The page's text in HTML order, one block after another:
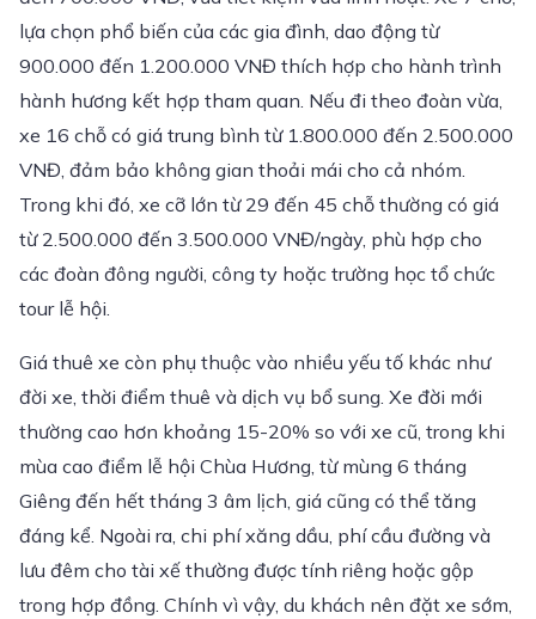
lựa chọn phổ biến của các gia đình, dao động từ
900.000 đến 1.200.000 VNĐ thích hợp cho hành trình
hành hương kết hợp tham quan. Nếu đi theo đoàn vừa,
xe 16 chỗ có giá trung bình từ 1.800.000 đến 2.500.000
VNĐ, đảm bảo không gian thoải mái cho cả nhóm.
Trong khi đó, xe cỡ lớn từ 29 đến 45 chỗ thường có giá
từ 2.500.000 đến 3.500.000 VNĐ/ngày, phù hợp cho
các đoàn đông người, công ty hoặc trường học tổ chức
tour lễ hội.
Giá thuê xe còn phụ thuộc vào nhiều yếu tố khác như
đời xe, thời điểm thuê và dịch vụ bổ sung. Xe đời mới
thường cao hơn khoảng 15-20% so với xe cũ, trong khi
mùa cao điểm lễ hội Chùa Hương, từ mùng 6 tháng
Giêng đến hết tháng 3 âm lịch, giá cũng có thể tăng
đáng kể. Ngoài ra, chi phí xăng dầu, phí cầu đường và
lưu đêm cho tài xế thường được tính riêng hoặc gộp
trong hợp đồng. Chính vì vậy, du khách nên đặt xe sớm,